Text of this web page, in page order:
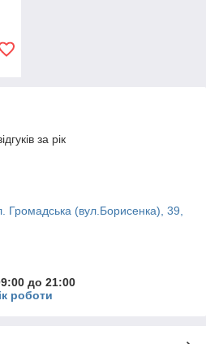
за рік
Громадська (вул.Борисенка), 39,
до 21:00
роботи